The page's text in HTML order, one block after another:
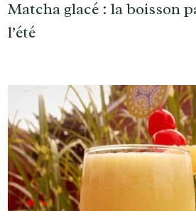
Matcha glacé : la boisson
l’été